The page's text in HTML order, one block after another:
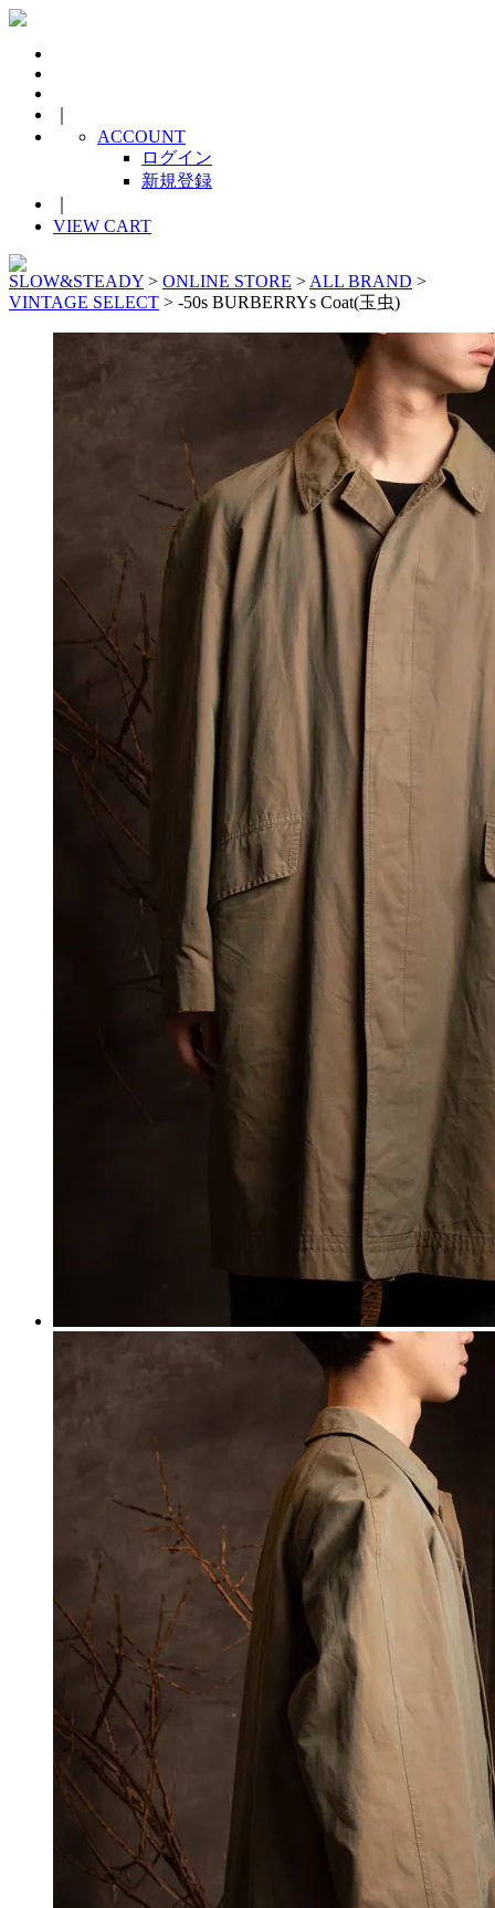
ACCOUNT
ログイン
新規登録
VIEW CART
SLOW&STEADY > ONLINE STORE > ALL BRAND >
VINTAGE SELECT > -50s BURBERRYs Coat(玉虫)